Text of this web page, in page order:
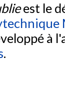
est le
à
.